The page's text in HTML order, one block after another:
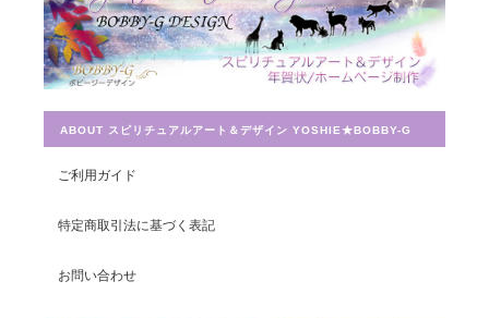
とても迅速に対応していただき感謝しています。 ありがとうござ
いました。
ABOUT スピリチュアルアート＆デザイン YOSHIE★BOBBY-G
ご利用ガイド
特定商取引法に基づく表記
お問い合わせ